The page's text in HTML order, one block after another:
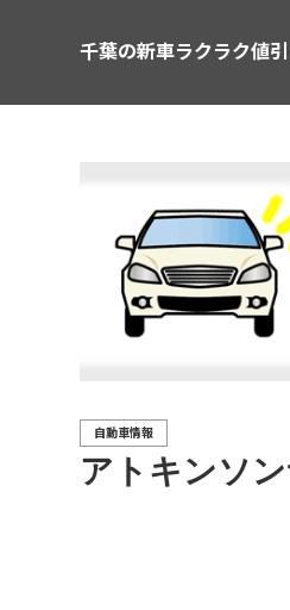
千葉の新車ラクラク値
アトキンソ
自動車情報